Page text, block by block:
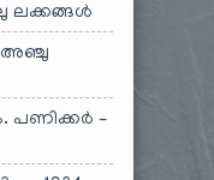
ലക്കങ്ങൾ
അഞ്ചു
പണിക്കർ –